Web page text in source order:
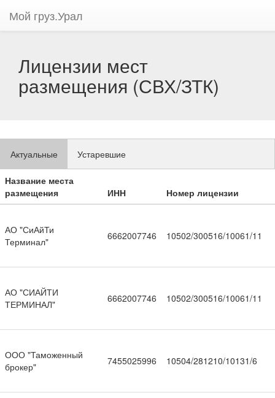
Мой груз.Урал
Лицензии мест
размещения (СВХ/ЗТК)
Актуальные Устаревшие
Название места
размещения
ИНН Номер лицензии
АО "СиАйТи
Терминал"
6662007746 10502/300516/10061/11
АО "СИАЙТИ
ТЕРМИНАЛ"
6662007746 10502/300516/10061/11
ООО "Таможенный
брокер"
7455025996 10504/281210/10131/6